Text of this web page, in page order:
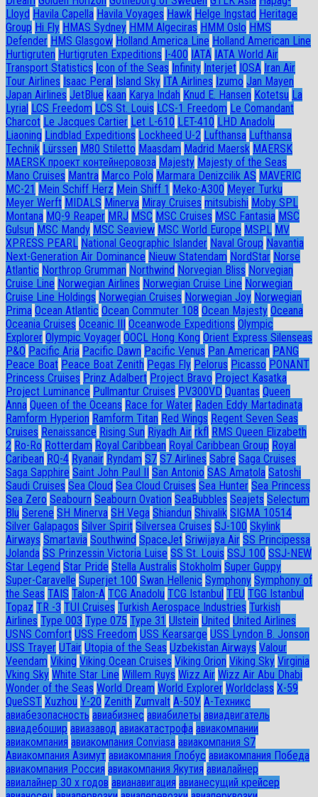
Lloyd Havila Capella Havila Voyages Hawk Helge Ingstad Heritage
Group Hi Fly HMAS Sydney HMM Algeciras HMM Oslo HMS
Defender HMS Glasgow Holland America Line Holland American Line
Hurtigruten Hurtigruten Expeditions I-400 IATA IATA World Air
Transport Statistics Icon of the Seas Infinity Interjet IOSA Iran Air
Tour Airlines Isaac Peral Island Sky ITA Airlines Izumo Jan Mayen
Japan Airlines JetBlue kaan Karya Indah Knud E. Hansen Kotetsu La
Lyrial LCS Freedom LCS St. Louis LCS-1 Freedom Le Comandant
Charcot Le Jacques Cartier Let L-610 LET-410 LHD Anadolu
Liaoning Lindblad Expeditions Lockheed U-2 Lufthansa Lufthansa
Technik Lürssen M80 Stiletto Maasdam Madrid Maersk MAERSK
MAERSK проект контейнеровоза Majesty Majesty of the Seas
Mano Cruises Mantra Marco Polo Marmara Denizcilik AS MAVERIC
MC-21 Mein Schiff Herz Mein Shiff 1 Meko-A300 Meyer Turku
Meyer Werft MIDALS Minerva Miray Cruises mitsubishi Moby SPL
Montana MQ-9 Reaper MRJ MSC MSC Cruises MSC Fantasia MSC
Gulsun MSC Mandy MSC Seaview MSC World Europe MSPL MV
XPRESS PEARL National Geographic Islander Naval Group Navantia
Next-Generation Air Dominance Nieuw Statendam NordStar Norse
Atlantic Northrop Grumman Northwind Norvegian Bliss Norvegian
Cruise Line Norwegian Airlines Norwegian Cruise Line Norwegian
Cruise Line Holdings Norwegian Cruises Norwegian Joy Norwegian
Prima Ocean Atlantic Ocean Commuter 108 Ocean Majesty Oceana
Oceania Cruises Oceanic III Oceanwode Expeditions Olympic
Explorer Olympic Voyager OOCL Hong Kong Orient Express Silenseas
P&O Pacific Aria Pacific Dawn Pacific Venus Pan American PANG
Peace Boat Peace Boat Zenith Pegas Fly Pelorus Picasso PONANT
Princess Cruises Prinz Adalbert Project Bravo Project Kasatka
Project Luminance Pullmantur Cruises PV300VD Quantas Queen
Anna Queen of the Oceans Race for Water Raden Eddy Martadinata
Ramform Hyperion Ramform Titan Red Wings Regent Seven Seas
Cruises Renaissance Rising Sun Riyadh Air rkfl RMS Queen Elizabeth
2 Ro-Ro Rotterdam Royal Caribbean Royal Caribbean Group Royal
Caribean RQ-4 Ryanair Ryndam S7 S7 Airlines Sabre Saga Cruises
Saga Sapphire Saint John Paul II San Antonio SAS Amatola Satoshi
Saudi Cruises Sea Cloud Sea Cloud Cruises Sea Hunter Sea Princess
Sea Zero Seabourn Seabourn Ovation SeaBubbles Seajets Selectum
Blu Serene SH Minerva SH Vega Shiandun Shivalik SIGMA 10514
Silver Galapagos Silver Spirit Silversea Cruises SJ-100 Skylink
Airways Smartavia Southwind SpaceJet Sriwijaya Air SS Principessa
Jolanda SS Prinzessin Victoria Luise SS St. Louis SSJ 100 SSJ-NEW
Star Legend Star Pride Stella Australis Stokholm Super Guppy
Super-Caravelle Superjet 100 Swan Hellenic Symphony Symphony of
the Seas TAIS Talon-A TCG Anadolu TCG Istanbul TEU TGG Istanbul
Topaz TR -3 TUI Cruises Turkish Aerospace Industries Turkish
Airlines Type 003 Type 075 Type 31 Ulstein United United Airlines
USNS Comfort USS Freedom USS Kearsarge USS Lyndon B. Jonson
USS Trayer UTair Utopia of the Seas Uzbekistan Airways Valour
Veendam Viking Viking Ocean Cruises Viking Orion Viking Sky Virginia
Vking Sky White Star Line Willem Ruys Wizz Air Wizz Air Abu Dhabi
Wonder of the Seas World Dream World Explorer Worldclass X-59
QueSST Xuzhou Y-20 Zenith Zumvalt А-50У А-Техникс
авиабезопасность авиабизнес авиабилеты авиадвигатель
авиадебошир авиазавод авиакатастрофа авиакомпании
авиакомпания авиакомпания Conviasa авиакомпания S7
Авиакомпания Азимут авиакомпания Глобус авиакомпания Победа
авиакомпания Россия авиакомпания Якутия авиалайнер
авиалайнер 30 х годов авианавигация авианесущий крейсер